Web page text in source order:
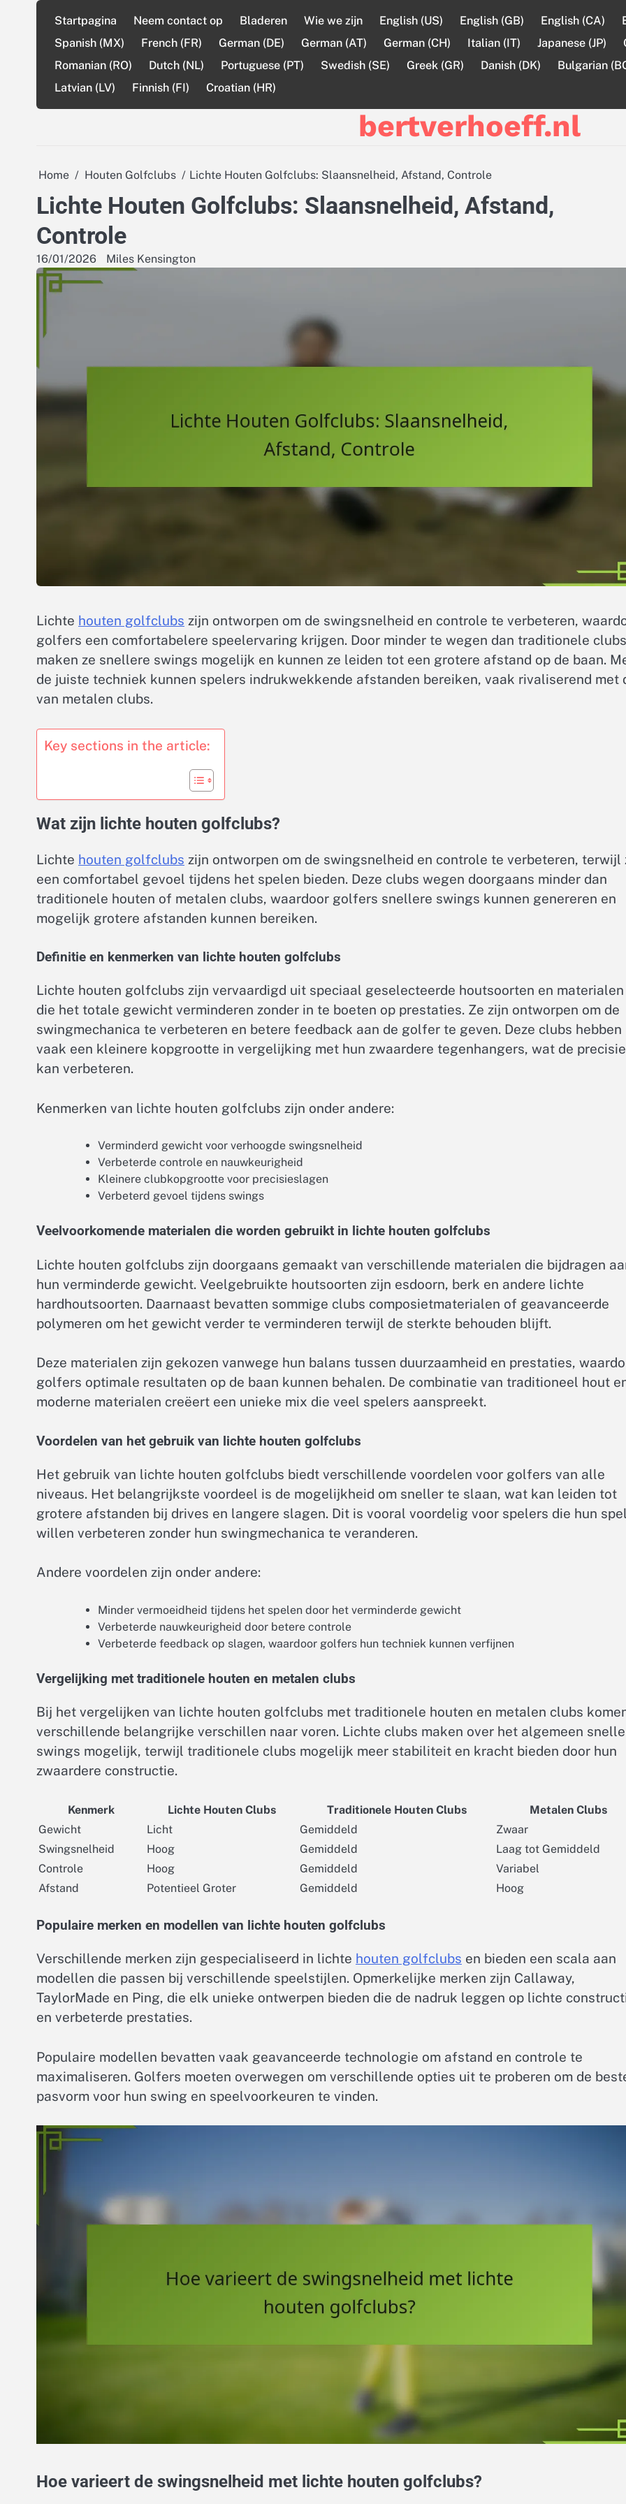
Startpagina Neem contact op Bladeren Wie we zijn English (US) English (GB) English (CA)
Spanish (MX)
French (FR) German (DE) German (AT) German (CH) Italian (IT) Japanese (JP)
Romanian (RO)
Dutch (NL) Portuguese (PT) Swedish (SE) Greek (GR) Danish (DK)
Bulgarian
Latvian (LV)
Finnish (FI) Croatian (HR)
bertverhoeff.nl
Home Houten Golfclubs Lichte Houten Golfclubs: Slaansnelheid, Afstand, Controle
Lichte Houten Golfclubs: Slaansnelheid, Afstand,
Controle
16/01/2026 Miles Kensington
Lichte houten golfclubs zijn ontworpen om de swingsnelheid en controle te verbeteren,
golfers een comfortabelere speelervaring krijgen. Door minder te wegen dan traditionele
maken ze snellere swings mogelijk en kunnen ze leiden tot een grotere afstand op de baan.
de juiste techniek kunnen spelers indrukwekkende afstanden bereiken, vaak rivaliserend met
van metalen clubs.
Key sections in the article:
Wat zijn lichte houten golfclubs?
Lichte houten golfclubs zijn ontworpen om de swingsnelheid en controle te verbeteren, terwijl
een comfortabel gevoel tijdens het spelen bieden. Deze clubs wegen doorgaans minder dan
traditionele houten of metalen clubs, waardoor golfers snellere swings kunnen genereren en
mogelijk grotere afstanden kunnen bereiken.
Definitie en kenmerken van lichte houten golfclubs
Lichte houten golfclubs zijn vervaardigd uit speciaal geselecteerde houtsoorten en materialen
die het totale gewicht verminderen zonder in te boeten op prestaties. Ze zijn ontworpen om de
swingmechanica te verbeteren en betere feedback aan de golfer te geven. Deze clubs hebben
vaak een kleinere kopgrootte in vergelijking met hun zwaardere tegenhangers, wat de precisie
kan verbeteren.
Kenmerken van lichte houten golfclubs zijn onder andere:
Verminderd gewicht voor verhoogde swingsnelheid
Verbeterde controle en nauwkeurigheid
Kleinere clubkopgrootte voor precisieslagen
Verbeterd gevoel tijdens swings
Veelvoorkomende materialen die worden gebruikt in lichte houten golfclubs
Lichte houten golfclubs zijn doorgaans gemaakt van verschillende materialen die bijdragen
hun verminderde gewicht. Veelgebruikte houtsoorten zijn esdoorn, berk en andere lichte
hardhoutsoorten. Daarnaast bevatten sommige clubs composietmaterialen of geavanceerde
polymeren om het gewicht verder te verminderen terwijl de sterkte behouden blijft.
Deze materialen zijn gekozen vanwege hun balans tussen duurzaamheid en prestaties,
golfers optimale resultaten op de baan kunnen behalen. De combinatie van traditioneel hout
moderne materialen creëert een unieke mix die veel spelers aanspreekt.
Voordelen van het gebruik van lichte houten golfclubs
Het gebruik van lichte houten golfclubs biedt verschillende voordelen voor golfers van alle
niveaus. Het belangrijkste voordeel is de mogelijkheid om sneller te slaan, wat kan leiden tot
grotere afstanden bij drives en langere slagen. Dit is vooral voordelig voor spelers die hun
willen verbeteren zonder hun swingmechanica te veranderen.
Andere voordelen zijn onder andere:
Minder vermoeidheid tijdens het spelen door het verminderde gewicht
Verbeterde nauwkeurigheid door betere controle
Verbeterde feedback op slagen, waardoor golfers hun techniek kunnen verfijnen
Vergelijking met traditionele houten en metalen clubs
Bij het vergelijken van lichte houten golfclubs met traditionele houten en metalen clubs
verschillende belangrijke verschillen naar voren. Lichte clubs maken over het algemeen
swings mogelijk, terwijl traditionele clubs mogelijk meer stabiliteit en kracht bieden door hun
zwaardere constructie.
Kenmerk Lichte Houten Clubs Traditionele Houten Clubs
Metalen Clubs
Gewicht
Licht Gemiddeld
Zwaar
Swingsnelheid
Hoog Gemiddeld
Laag tot Gemiddeld
Controle
Hoog Gemiddeld
Variabel
Afstand
Potentieel Groter Gemiddeld Hoog
Populaire merken en modellen van lichte houten golfclubs
Verschillende merken zijn gespecialiseerd in lichte houten golfclubs en bieden een scala aan
modellen die passen bij verschillende speelstijlen. Opmerkelijke merken zijn Callaway,
TaylorMade en Ping, die elk unieke ontwerpen bieden die de nadruk leggen op lichte
en verbeterde prestaties.
Populaire modellen bevatten vaak geavanceerde technologie om afstand en controle te
maximaliseren. Golfers moeten overwegen om verschillende opties uit te proberen om de
pasvorm voor hun swing en speelvoorkeuren te vinden.
Hoe varieert de swingsnelheid met lichte houten golfclubs?